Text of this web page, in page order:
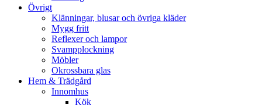
Övrigt
Klänningar, blusar och övriga kläder
Mygg fritt
Reflexer och lampor
Svampplockning
Möbler
Okrossbara glas
Hem & Trädgård
Innomhus
Kök